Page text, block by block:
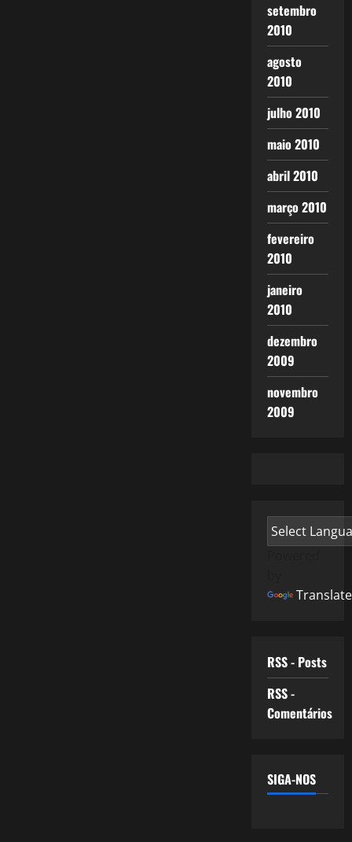
setembro
2010
agosto
2010
julho 2010
maio 2010
abril 2010
março 2010
fevereiro
2010
janeiro
2010
dezembro
2009
novembro
2009
Translate
RSS - Posts
RSS -
Comentários
SIGA-NOS